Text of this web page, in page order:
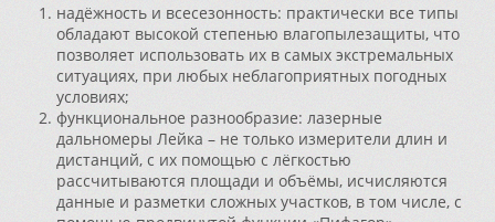
надёжность и всесезонность: практически все типы
обладают высокой степенью влагопылезащиты, что
позволяет использовать их в самых экстремальных
ситуациях, при любых неблагоприятных погодных
условиях;
функциональное разнообразие: лазерные
дальномеры Лейка – не только измерители длин и
дистанций, с их помощью с лёгкостью
рассчитываются площади и объёмы, исчисляются
данные и разметки сложных участков, в том числе, с